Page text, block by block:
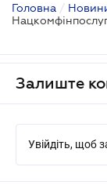
Головна /
Залиште
Увійдіть, щоб